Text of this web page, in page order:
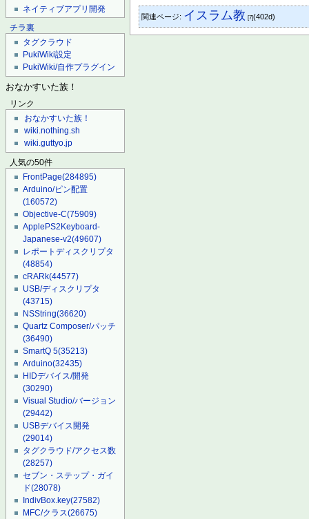
ネイティブアプリ開発
チラ裏
タグクラウド
PukiWiki設定
PukiWiki/自作プラグイン
おなかすいた族！
リンク
おなかすいた族！
wiki.nothing.sh
wiki.guttyo.jp
人気の50件
FrontPage(284895)
Arduino/ピン配置
(160572)
Objective-C(75909)
ApplePS2Keyboard-
Japanese-v2(49607)
レポートディスクリプタ
(48854)
cRARk(44577)
USB/ディスクリプタ
(43715)
NSString(36620)
Quartz Composer/パッチ
(36490)
SmartQ 5(35213)
Arduino(32435)
HIDデバイス/開発
(30290)
Visual Studio/バージョン
(29442)
USBデバイス開発
(29014)
タグクラウド/アクセス数
(28257)
セブン・ステップ・ガイ
ド(28078)
IndivBox.key(27582)
MFC/クラス(26675)
関連ページ: イスラム教 [7](402d)